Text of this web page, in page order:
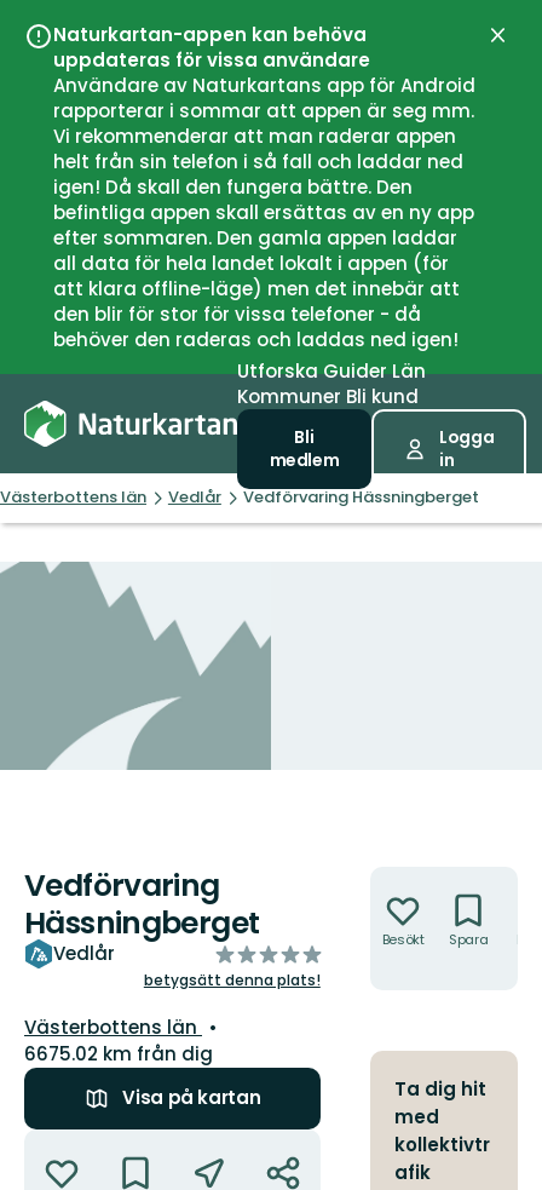
Naturkartan-appen kan behöva
uppdateras för vissa användare
Användare av Naturkartans app för Android
rapporterar i sommar att appen är seg mm.
Vi rekommenderar att man raderar appen
helt från sin telefon i så fall och laddar ned
igen! Då skall den fungera bättre. Den
befintliga appen skall ersättas av en ny app
efter sommaren. Den gamla appen laddar
all data för hela landet lokalt i appen (för
att klara offline-läge) men det innebär att
den blir för stor för vissa telefoner - då
behöver den raderas och laddas ned igen!
UtforskaGuiderLän
Kommuner Bli kund
Bli
medlem
Logga
in
Västerbottens län Vedlår Vedförvaring Hässningberget
Vedförvaring
Hässningberget
Vedlår
av
5
betygsätt denna plats!
Län:
Västerbottens län
6675.02 km från dig
Visa på kartan
Besökt Spara
Ta dig hit
med
kollektivtr
afik